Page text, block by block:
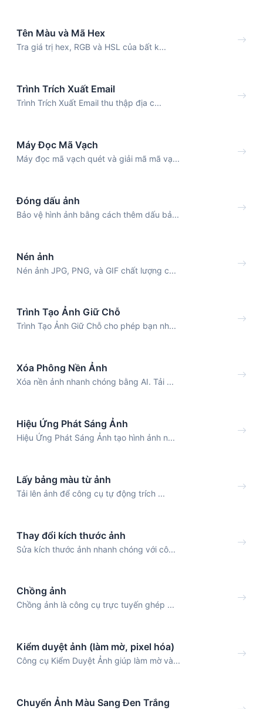
Tên Màu và Mã Hex
Tra giá trị hex, RGB và HSL của bất k...
Trình Trích Xuất Email
Trình Trích Xuất Email thu thập địa c...
Máy Đọc Mã Vạch
Máy đọc mã vạch quét và giải mã mã vạ...
Đóng dấu ảnh
Bảo vệ hình ảnh bằng cách thêm dấu bả...
Nén ảnh
Nén ảnh JPG, PNG, và GIF chất lượng c...
Trình Tạo Ảnh Giữ Chỗ
Trình Tạo Ảnh Giữ Chỗ cho phép bạn nh...
Xóa Phông Nền Ảnh
Xóa nền ảnh nhanh chóng bằng AI. Tải ...
Hiệu Ứng Phát Sáng Ảnh
Hiệu Ứng Phát Sáng Ảnh tạo hình ảnh n...
Lấy bảng màu từ ảnh
Tải lên ảnh để công cụ tự động trích ...
Thay đổi kích thước ảnh
Sửa kích thước ảnh nhanh chóng với cô...
Chồng ảnh
Chồng ảnh là công cụ trực tuyến ghép ...
Kiểm duyệt ảnh (làm mờ, pixel hóa)
Công cụ Kiểm Duyệt Ảnh giúp làm mờ và...
Chuyển Ảnh Màu Sang Đen Trắng